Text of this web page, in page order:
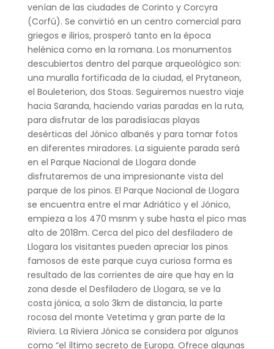
venían de las ciudades de Corinto y Corcyra
(Corfú). Se convirtió en un centro comercial para
griegos e ilirios, prosperó tanto en la época
helénica como en la romana. Los monumentos
descubiertos dentro del parque arqueológico son:
una muralla fortificada de la ciudad, el Prytaneon,
el Bouleterion, dos Stoas. Seguiremos nuestro viaje
hacia Saranda, haciendo varias paradas en la ruta,
para disfrutar de las paradisíacas playas
desérticas del Jónico albanés y para tomar fotos
en diferentes miradores. La siguiente parada será
en el Parque Nacional de Llogara donde
disfrutaremos de una impresionante vista del
parque de los pinos. El Parque Nacional de Llogara
se encuentra entre el mar Adriático y el Jónico,
empieza a los 470 msnm y sube hasta el pico mas
alto de 2018m. Cerca del pico del desfiladero de
Llogara los visitantes pueden apreciar los pinos
famosos de este parque cuya curiosa forma es
resultado de las corrientes de aire que hay en la
zona desde el Desfiladero de Llogara, se ve la
costa jónica, a solo 3km de distancia, la parte
rocosa del monte Vetetima y gran parte de la
Riviera. La Riviera Jónica se considera por algunos
como “el íltimo secreto de Europa. Ofrece algunas